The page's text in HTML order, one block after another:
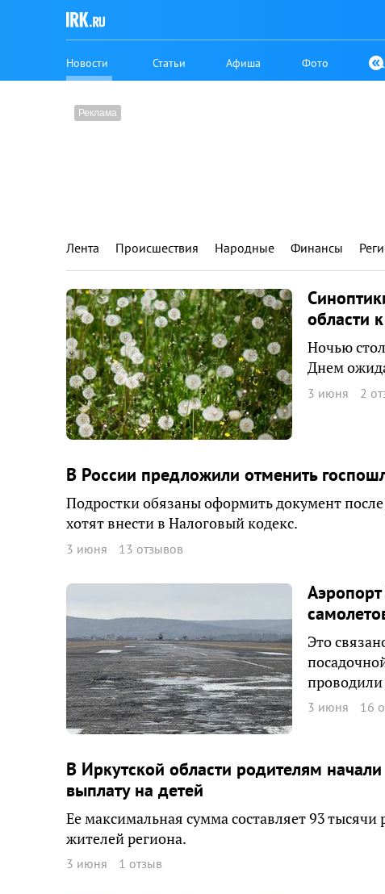
Новости Статьи Афиша Фото
Лента Происшествия Народные Финансы
области
Ночью
Днем
3 июня 2
В России предложили отменить
Подростки обязаны оформить документ
хотят внести в Налоговый кодекс.
3 июня 13 отзывов
Это
проводили
3 июня 16
В Иркутской области родителям
выплату на детей
Ее максимальная сумма составляет 93
жителей региона.
3 июня 1 отзыв